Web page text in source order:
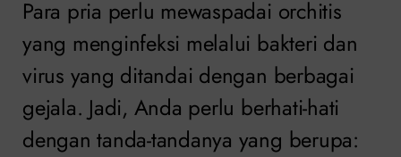
Para pria perlu mewaspadai orchitis
yang menginfeksi melalui bakteri dan
virus yang ditandai dengan berbagai
gejala. Jadi, Anda perlu berhati-hati
dengan tanda-tandanya yang berupa: